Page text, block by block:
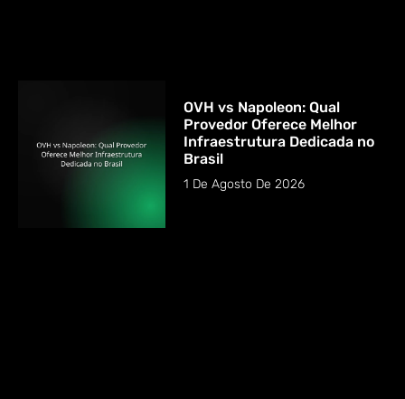
OVH vs Napoleon: Qual
Provedor Oferece Melhor
Infraestrutura Dedicada no
Brasil
1 De Agosto De 2026